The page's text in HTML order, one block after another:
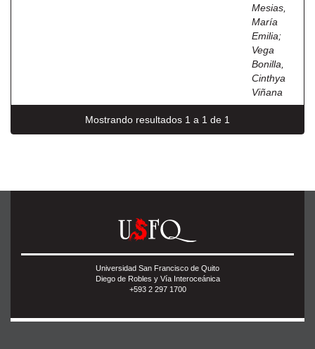
Mesias,
María
Emilia;
Vega
Bonilla,
Cinthya
Viñana
Mostrando resultados 1 a 1 de 1
Universidad San Francisco de Quito
Diego de Robles y Vía Interoceánica
+593 2 297 1700